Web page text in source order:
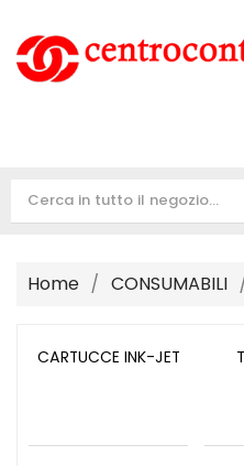
Home CONSUMABILI
CARTUCCE INK-JET